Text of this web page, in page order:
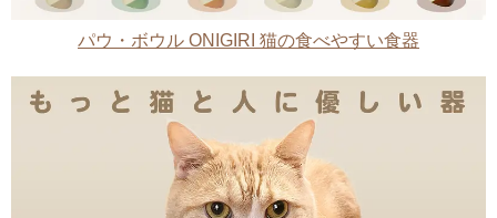
パウ・ボウル ONIGIRI 猫の食べやすい食器